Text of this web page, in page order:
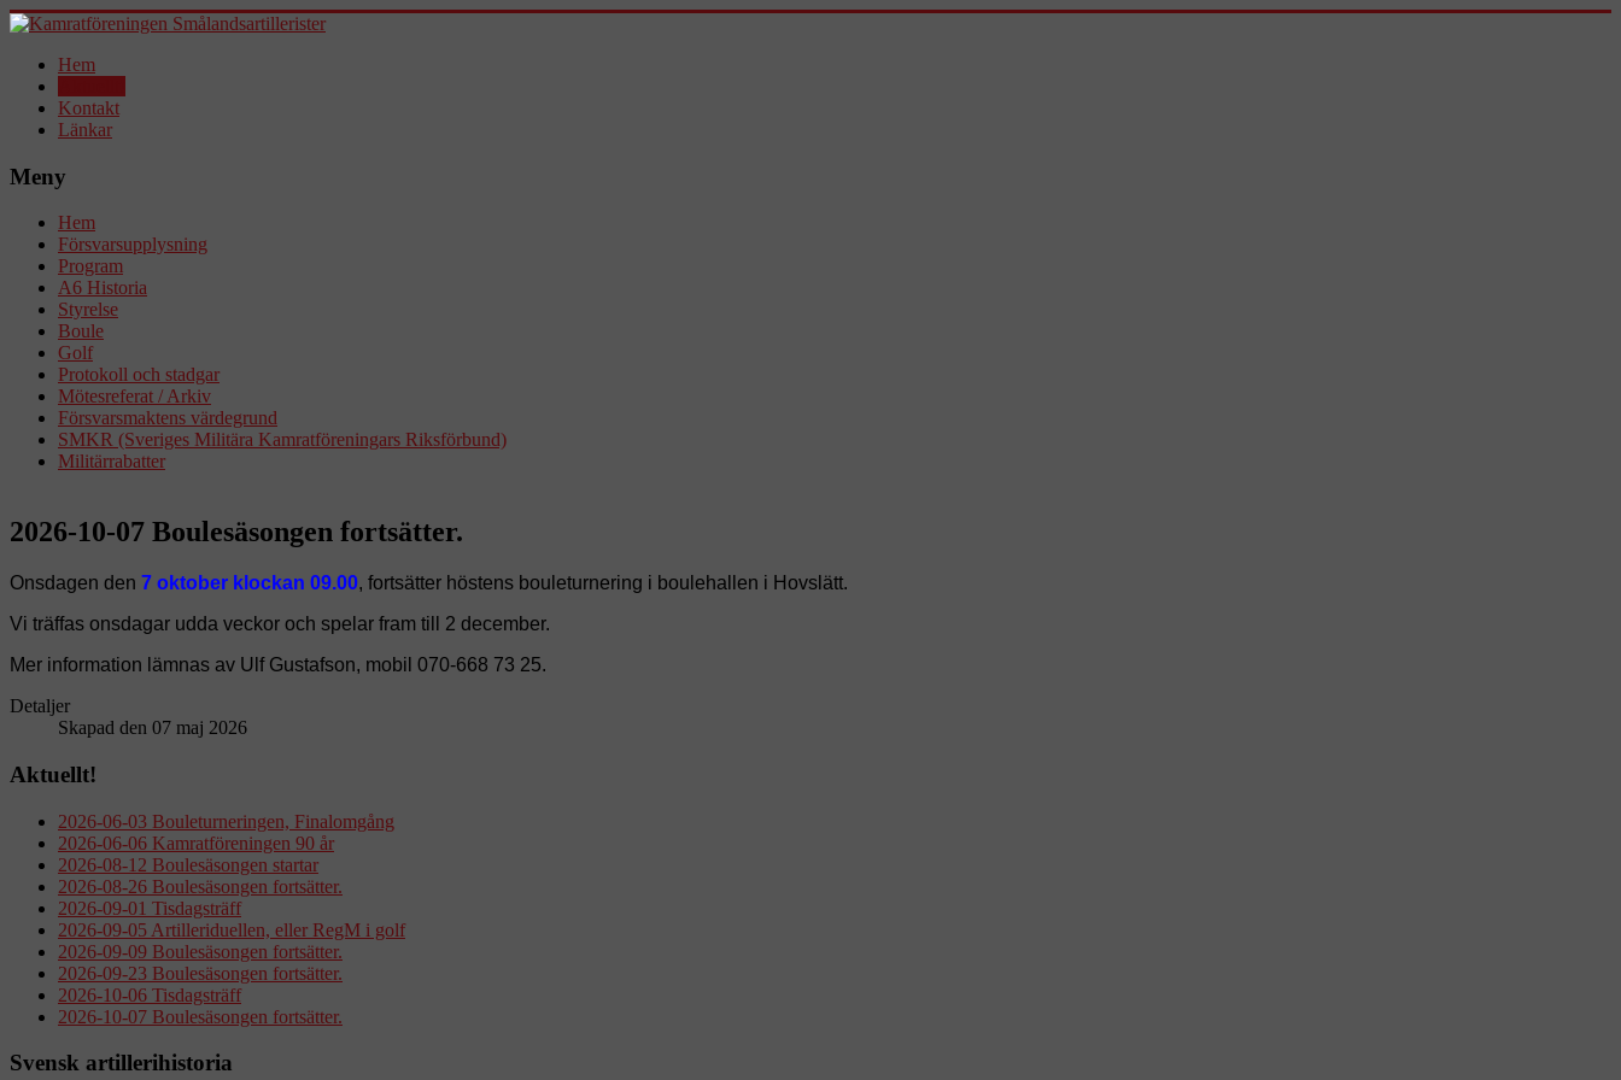
Hem
Kontakt
Länkar
Meny
Hem
Försvarsupplysning
Program
A6 Historia
Styrelse
Boule
Golf
Protokoll och stadgar
Mötesreferat / Arkiv
Försvarsmaktens värdegrund
SMKR (Sveriges Militära Kamratföreningars Riksförbund)
Militärrabatter
2026-10-07 Boulesäsongen fortsätter.
Onsdagen den 7 oktober klockan 09.00, fortsätter höstens bouleturnering i boulehallen i Hovslätt.
Vi träffas onsdagar udda veckor och spelar fram till 2 december.
Mer information lämnas av Ulf Gustafson, mobil 070-668 73 25.
Detaljer
Skapad den 07 maj 2026
Aktuellt!
2026-06-03 Bouleturneringen, Finalomgång
2026-06-06 Kamratföreningen 90 år
2026-08-12 Boulesäsongen startar
2026-08-26 Boulesäsongen fortsätter.
2026-09-01 Tisdagsträff
2026-09-05 Artilleriduellen, eller RegM i golf
2026-09-09 Boulesäsongen fortsätter.
2026-09-23 Boulesäsongen fortsätter.
2026-10-06 Tisdagsträff
2026-10-07 Boulesäsongen fortsätter.
Svensk artillerihistoria